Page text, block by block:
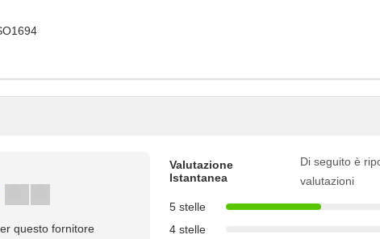
questo fornitore
Valutazione
Istantanea
Di seguito è
valutazioni
5 stelle
4 stelle